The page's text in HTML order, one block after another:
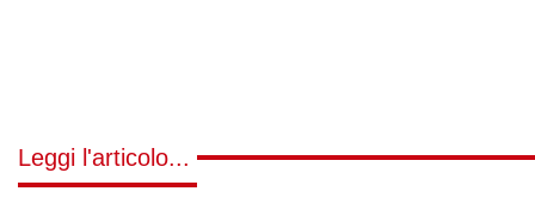
Leggi l'articolo...